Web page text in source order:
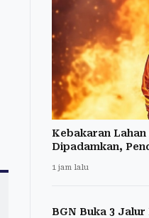
Kebakaran
Dipadamkan,
1 jam lalu
BGN Buka 3